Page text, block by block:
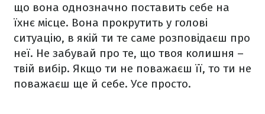
що вона однозначно поставить себе на
їхнє місце. Вона прокрутить у голові
ситуацію, в якій ти те саме розповідаєш про
неї. Не забувай про те, що твоя колишня –
твій вибір. Якщо ти не поважаєш її, то ти не
поважаєш ще й себе. Усе просто.